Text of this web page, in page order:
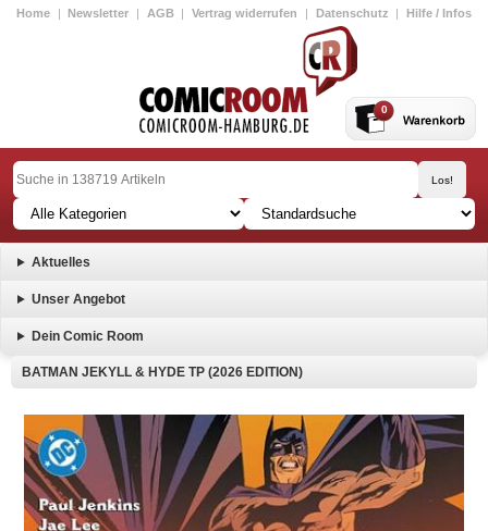
Home | Newsletter | AGB | Vertrag widerrufen | Datenschutz | Hilfe / Infos
0
Aktuelles
Unser Angebot
Dein Comic Room
BATMAN JEKYLL & HYDE TP (2026 EDITION)